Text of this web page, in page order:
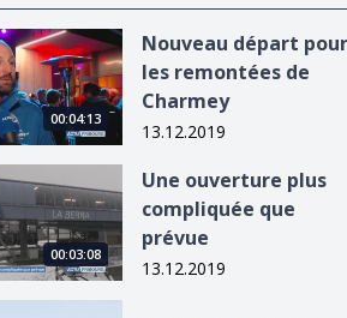
départ pour les remontées de Charmey
00:04:13
Nouveau départ pour
les remontées de
Charmey
13.12.2019
plus compliquée que prévue
00:03:08
Une ouverture plus
compliquée que
prévue
13.12.2019